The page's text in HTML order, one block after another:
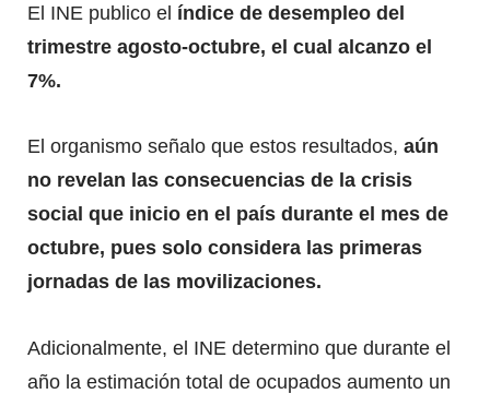
El INE publico el índice de desempleo del
trimestre agosto-octubre, el cual alcanzo el
7%.
El organismo señalo que estos resultados, aún
no revelan las consecuencias de la crisis
social que inicio en el país durante el mes de
octubre, pues solo considera las primeras
jornadas de las movilizaciones.
Adicionalmente, el INE determino que durante el
año la estimación total de ocupados aumento un